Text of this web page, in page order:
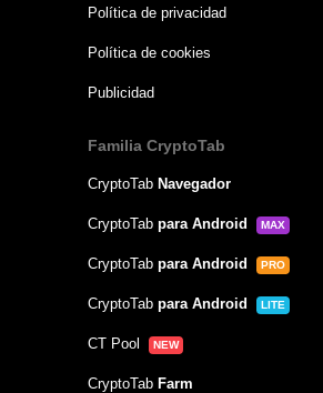
Política de privacidad
Política de cookies
Publicidad
Familia CryptoTab
CryptoTab Navegador
CryptoTab para Android MAX
CryptoTab para Android PRO
CryptoTab para Android LITE
CT Pool NEW
CryptoTab Farm